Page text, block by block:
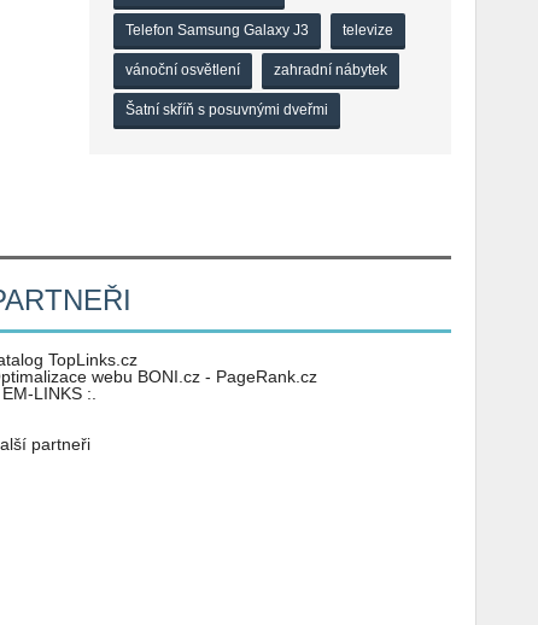
Telefon Samsung Galaxy J3 televize
vánoční osvětlení zahradní nábytek
Šatní skříň s posuvnými dveřmi
TopLinks.cz
webu BONI.cz - PageRank.cz
EM-LINKS :.
partneři